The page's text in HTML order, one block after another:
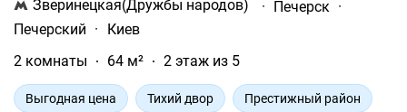
Зверинецкая(Дружбы народов) · Печерск ·
Печерский ·
Киев
2 комнаты
64 м² 2 этаж из 5
Выгодная цена Тихий двор Престижный район